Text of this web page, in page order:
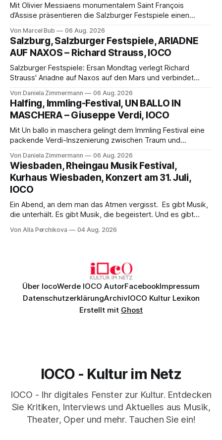
Mit Olivier Messiaens monumentalem Saint François
d’Assise präsentieren die Salzburger Festspiele einen
eine bildgewaltige Inszenierung, Maxime Pascal entfaltet
die komplexe Partitur eindrucksvoll, Philippe Sly berührt als
Franziskus.
Von Marcel Bub 06 Aug. 2026
Salzburg, Salzburger Festspiele, ARIADNE
AUF NAXOS – Richard Strauss, IOCO
Salzburger Festspiele: Ersan Mondtag verlegt Richard
Strauss' Ariadne auf Naxos auf den Mars und verbindet
Aufführung mit starken Solisten und den Wiener
Philharmonikern, szenisch bleibt der zweite Akt jedoch
hinter den Erwartungen zurück.
Von Daniela Zimmermann 06 Aug. 2026
Halfing, Immling-Festival, UN BALLO IN
MASCHERA – Giuseppe Verdi, IOCO
Mit Un ballo in maschera gelingt dem Immling Festival eine
packende Verdi-Inszenierung zwischen Traum und
psychologische Tiefe mit starken Bildern, getragen von
einem spielfreudigen Ensemble und einer musikalisch
überzeugenden Gesamtleistung.
Von Daniela Zimmermann 06 Aug. 2026
Wiesbaden, Rheingau Musik Festival,
Kurhaus Wiesbaden, Konzert am 31. Juli,
IOCO
Ein Abend, an dem man das Atmen vergisst. Es gibt Musik,
die unterhält. Es gibt Musik, die begeistert. Und es gibt
Genau so war der Abend im Kurhaus Wiesbaden, an dem
Von Alla Perchikova 04 Aug. 2026
Über IocoWerde IOCO AutorFacebookImpressum
DatenschutzerklärungArchivIOCO Kultur Lexikon
Erstellt mit Ghost
IOCO - Kultur im Netz
IOCO - Ihr digitales Fenster zur Kultur. Entdecken
Sie Kritiken, Interviews und Aktuelles aus Musik,
Theater, Oper und mehr. Tauchen Sie ein!